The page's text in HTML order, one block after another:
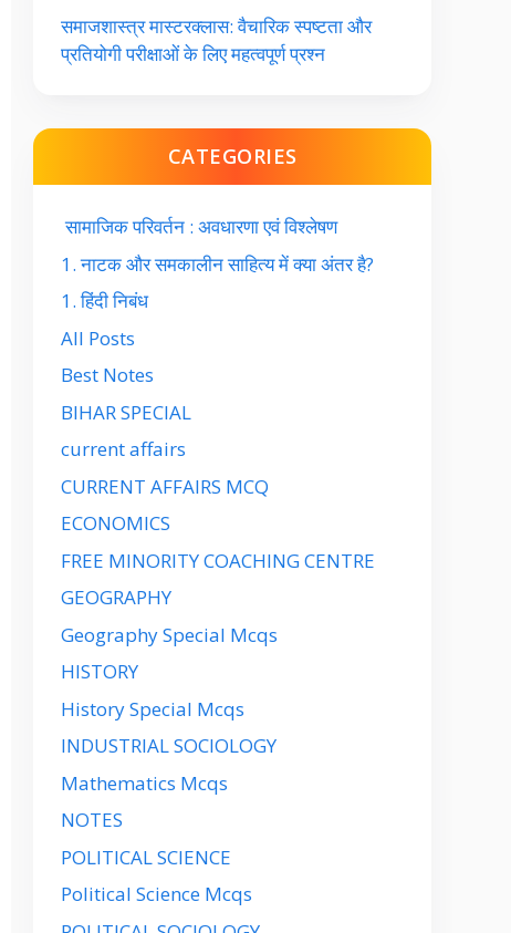
समाजशास्त्र मास्टरक्लास: वैचारिक स्पष्टता और
प्रतियोगी परीक्षाओं के लिए महत्वपूर्ण प्रश्न
CATEGORIES
सामाजिक परिवर्तन : अवधारणा एवं विश्लेषण
1. नाटक और समकालीन साहित्य में क्या अंतर है?
1. हिंदी निबंध
All Posts
Best Notes
BIHAR SPECIAL
current affairs
CURRENT AFFAIRS MCQ
ECONOMICS
FREE MINORITY COACHING CENTRE
GEOGRAPHY
Geography Special Mcqs
HISTORY
History Special Mcqs
INDUSTRIAL SOCIOLOGY
Mathematics Mcqs
NOTES
POLITICAL SCIENCE
Political Science Mcqs